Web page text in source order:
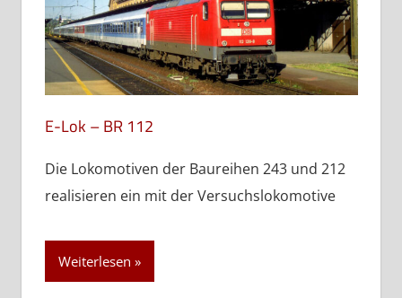
E-Lok – BR 112
Die Lokomotiven der Baureihen 243 und 212
realisieren ein mit der Versuchslokomotive
Weiterlesen